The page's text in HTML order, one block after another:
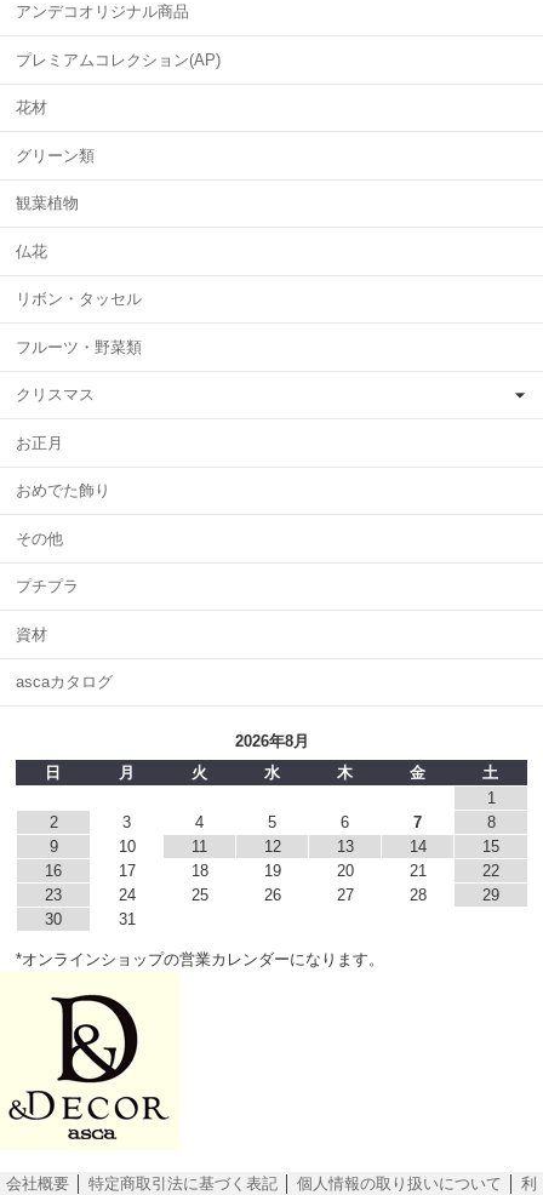
アンデコオリジナル商品
プレミアムコレクション(AP)
花材
グリーン類
観葉植物
仏花
リボン・タッセル
フルーツ・野菜類
クリスマス
お正月
おめでた飾り
その他
プチプラ
資材
ascaカタログ
2026年8月
日
月 火 水 木 金
土
1
2
3 4 5 6 7
8
9
10 11 12 13 14
15
16
17 18 19 20 21
22
23
24 25 26 27 28
29
30
31
*オンラインショップの営業カレンダーになります。
会社概要 特定商取引法に基づく表記 個人情報の取り扱いについて
利